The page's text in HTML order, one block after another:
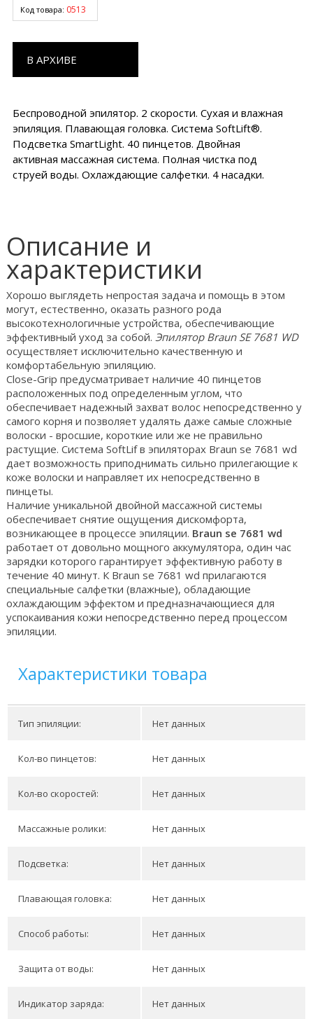
Код товара: 0513
В АРХИВЕ
Беспроводной эпилятор. 2 скорости. Сухая и влажная
эпиляция. Плавающая головка. Система SoftLift®.
Подсветка SmartLight. 40 пинцетов. Двойная
активная массажная система. Полная чистка под
струей воды. Охлаждающие салфетки. 4 насадки.
Описание и
характеристики
Хорошо выглядеть непростая задача и помощь в этом
могут, естественно, оказать разного рода
высокотехнологичные устройства, обеспечивающие
эффективный уход за собой.Эпилятор Braun SE 7681 WD
осуществляет исключительно качественную и
комфортабельную эпиляцию.
Close-Grip предусматривает наличие 40 пинцетов
расположенных под определенным углом, что
обеспечивает надежный захват волос непосредственно у
самого корня и позволяет удалять даже самые сложные
волоски - вросшие, короткие или же не правильно
растущие. Система SoftLif в эпиляторах Braun se 7681 wd
дает возможность приподнимать сильно прилегающие к
коже волоски и направляет их непосредственно в
пинцеты.
Наличие уникальной двойной массажной системы
обеспечивает снятие ощущения дискомфорта,
возникающее в процессе эпиляции. Braun se 7681 wd
работает от довольно мощного аккумулятора, один час
зарядки которого гарантирует эффективную работу в
течение 40 минут. К Braun se 7681 wd прилагаются
специальные салфетки (влажные), обладающие
охлаждающим эффектом и предназначающиеся для
успокаивания кожи непосредственно перед процессом
эпиляции.
Характеристики товара
Тип эпиляции: Нет данных
Кол-во пинцетов: Нет данных
Кол-во скоростей: Нет данных
Массажные ролики: Нет данных
Подсветка: Нет данных
Плавающая головка: Нет данных
Способ работы: Нет данных
Защита от воды: Нет данных
Индикатор заряда: Нет данных